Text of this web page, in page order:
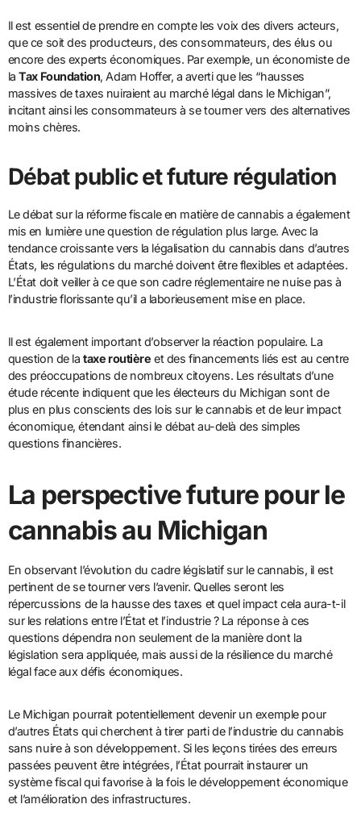
Il est essentiel de prendre en compte les voix des divers acteurs,
que ce soit des producteurs, des consommateurs, des élus ou
encore des experts économiques. Par exemple, un économiste de
laTax Foundation, Adam Hoffer, a averti que les “hausses
massives de taxes nuiraient au marché légal dans le Michigan”,
incitant ainsi les consommateurs à se tourner vers des alternatives
moins chères.
Débat public et future régulation
Le débat sur la réforme fiscale en matière de cannabis a également
mis en lumière une question de régulation plus large. Avec la
tendance croissante vers la légalisation du cannabis dans d’autres
États, les régulations du marché doivent être flexibles et adaptées.
L’État doit veiller à ce que son cadre réglementaire ne nuise pas à
l’industrie florissante qu’il a laborieusement mise en place.
Il est également important d’observer la réaction populaire. La
question de lataxe routière et des financements liés est au centre
des préoccupations de nombreux citoyens. Les résultats d’une
étude récente indiquent que les électeurs du Michigan sont de
plus en plus conscients des lois sur le cannabis et de leur impact
économique, étendant ainsi le débat au-delà des simples
questions financières.
La perspective future pour le
cannabis au Michigan
En observant l’évolution du cadre législatif sur le cannabis, il est
pertinent de se tourner vers l’avenir. Quelles seront les
répercussions de la hausse des taxes et quel impact cela aura-t-il
sur les relations entre l’État et l’industrie ? La réponse à ces
questions dépendra non seulement de la manière dont la
législation sera appliquée, mais aussi de la résilience du marché
légal face aux défis économiques.
Le Michigan pourrait potentiellement devenir un exemple pour
d’autres États qui cherchent à tirer parti de l’industrie du cannabis
sans nuire à son développement. Si les leçons tirées des erreurs
passées peuvent être intégrées, l’État pourrait instaurer un
système fiscal qui favorise à la fois le développement économique
et l’amélioration des infrastructures.